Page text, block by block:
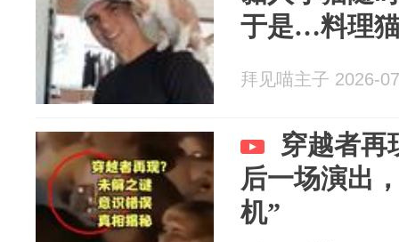
于是…料理
拜见喵主子 2026-
穿越者再
后一场演出
机”